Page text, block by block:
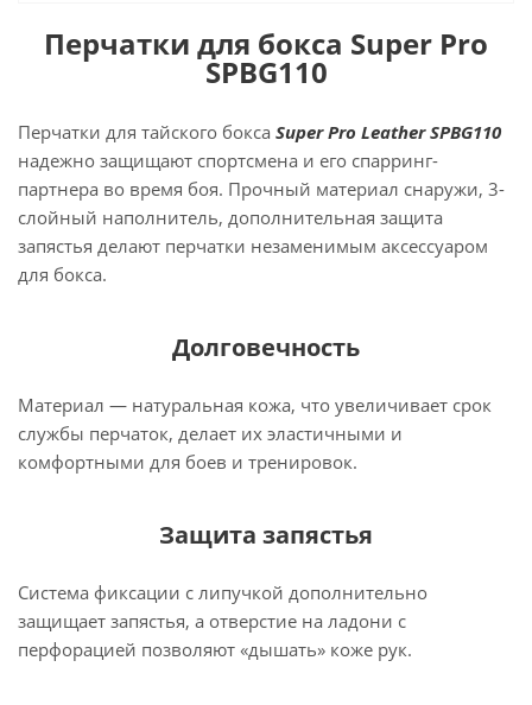
Перчатки для бокса Super Pro
SPBG110
Перчатки для тайского бокса Super Pro Leather SPBG110
надежно защищают спортсмена и его спарринг-
партнера во время боя. Прочный материал снаружи, 3-
слойный наполнитель, дополнительная защита
запястья делают перчатки незаменимым аксессуаром
для бокса.
Долговечность
Материал — натуральная кожа, что увеличивает срок
службы перчаток, делает их эластичными и
комфортными для боев и тренировок.
Защита запястья
Система фиксации с липучкой дополнительно
защищает запястья, а отверстие на ладони с
перфорацией позволяют «дышать» коже рук.